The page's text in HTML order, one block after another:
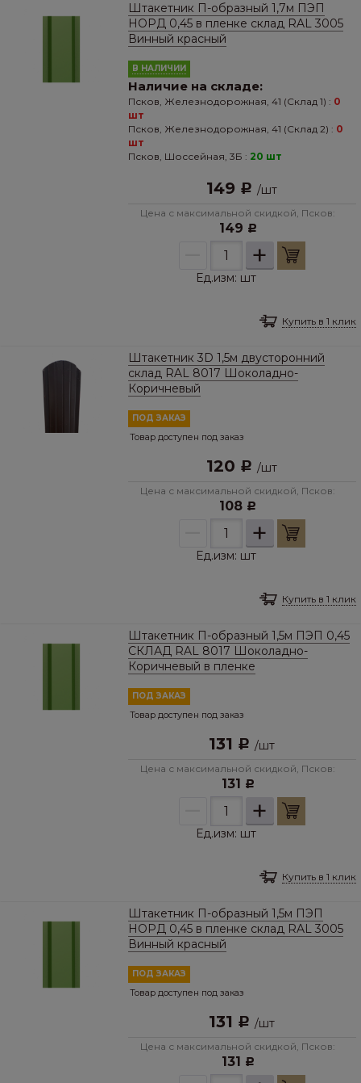
Штакетник П-образный 1,7м ПЭП
НОРД 0,45 в пленке склад RAL 3005
Винный красный
В НАЛИЧИИ
Наличие на складе:
Псков, Железнодорожная, 41 (Склад 1) : 0
шт
Псков, Железнодорожная, 41 (Склад 2) : 0
шт
Псков, Шоссейная, 3Б : 20 шт
149 Р /шт
Цена с максимальной скидкой, Псков:
149 Р
+
Ед.изм: шт
Купить в 1 клик
Штакетник 3D 1,5м двусторонний
склад RAL 8017 Шоколадно-
Коричневый
ПОД ЗАКАЗ
Товар доступен под заказ
120 Р /шт
Цена с максимальной скидкой, Псков:
108 Р
+
Ед.изм: шт
Купить в 1 клик
Штакетник П-образный 1,5м ПЭП 0,45
СКЛАД RAL 8017 Шоколадно-
Коричневый в пленке
ПОД ЗАКАЗ
Товар доступен под заказ
131 Р /шт
Цена с максимальной скидкой, Псков:
131 Р
+
Ед.изм: шт
Купить в 1 клик
Штакетник П-образный 1,5м ПЭП
НОРД 0,45 в пленке склад RAL 3005
Винный красный
ПОД ЗАКАЗ
Товар доступен под заказ
131 Р /шт
Цена с максимальной скидкой, Псков:
131 Р